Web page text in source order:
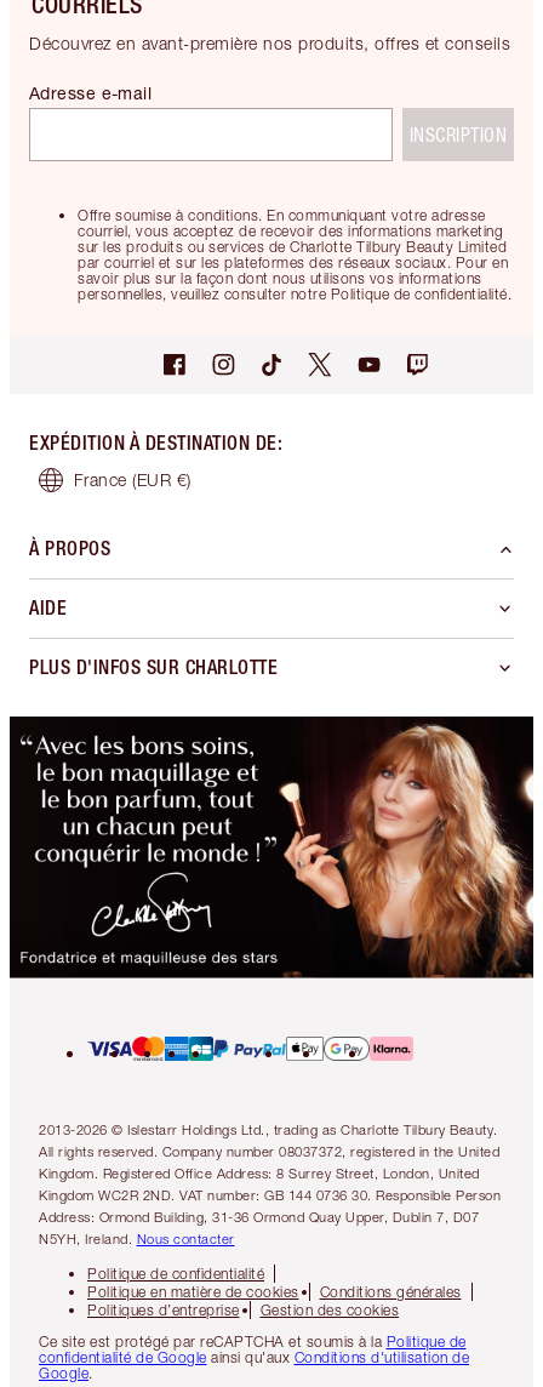
Découvrez en avant-première nos produits, offres et conseils
Offre soumise à conditions. En communiquant votre adresse
courriel, vous acceptez de recevoir des informations marketing
sur les produits ou services de Charlotte Tilbury Beauty Limited
par courriel et sur les plateformes des réseaux sociaux. Pour en
savoir plus sur la façon dont nous utilisons vos informations
personnelles, veuillez consulter notre Politique de confidentialité.
Adresse e-mail
INSCRIPTION
EXPÉDITION À DESTINATION DE:
France (EUR €)
À PROPOS
AIDE
PLUS D'INFOS SUR CHARLOTTE
2013-2026 © Islestarr Holdings Ltd., trading as Charlotte Tilbury Beauty.
All rights reserved. Company number 08037372, registered in the United
Kingdom. Registered Office Address: 8 Surrey Street, London, United
Kingdom WC2R 2ND. VAT number: GB 144 0736 30. Responsible Person
Address: Ormond Building, 31-36 Ormond Quay Upper, Dublin 7, D07
N5YH, Ireland. Nous contacter
Politique de confidentialité
Politique en matière de cookies
Conditions générales
Politiques d’entreprise
Gestion des cookies
Ce site est protégé par reCAPTCHA et soumis à la Politique de
confidentialité de Google ainsi qu'aux Conditions d'utilisation de
Google.